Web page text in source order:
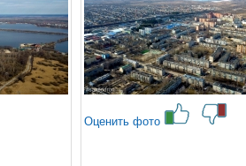
Оценить фото